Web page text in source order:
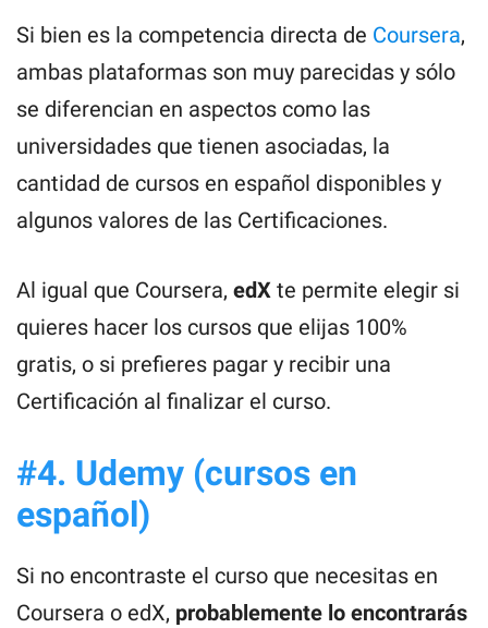
Si bien es la competencia directa de Coursera,
ambas plataformas son muy parecidas y sólo
se diferencian en aspectos como las
universidades que tienen asociadas, la
cantidad de cursos en español disponibles y
algunos valores de las Certificaciones.
Al igual que Coursera, edX te permite elegir si
quieres hacer los cursos que elijas 100%
gratis, o si prefieres pagar y recibir una
Certificación al finalizar el curso.
#4. Udemy (cursos en
español)
Si no encontraste el curso que necesitas en
Coursera o edX, probablemente lo encontrarás